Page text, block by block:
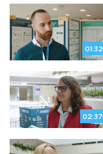
01:32
02:37